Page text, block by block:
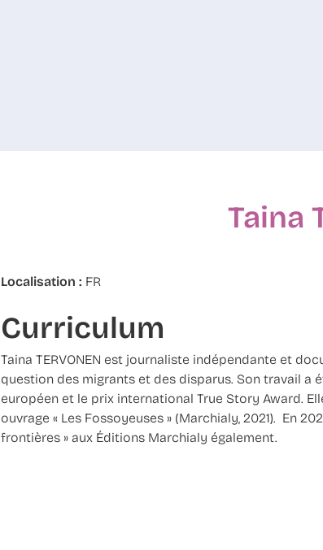
Taina
Localisation : FR
Curriculum
Taina TERVONEN est journaliste indépendante et
question des migrants et des disparus. Son travail a
européen et le prix international True Story Award.
ouvrage « Les Fossoyeuses » (Marchialy, 2021). En
frontières » aux Éditions Marchialy également.